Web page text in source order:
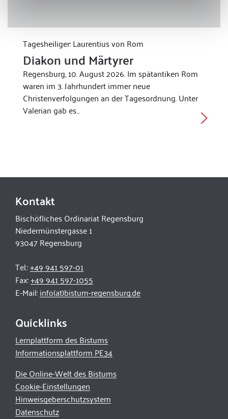
Tagesheiliger: Laurentius von Rom
Diakon und Märtyrer
Regensburg, 10. August 2026. Im spätantiken Rom
waren im 3. Jahrhundert immer neue
Christenverfolgungen an der Tagesordnung. Unter
Valerian gab es…
Kontakt
Bischöfliches Ordinariat Regensburg
Niedermünstergasse 1
93047 Regensburg
Tel.:+49 941 597-01
Fax:+49 941 597-1055
E-Mail:info(at)bistum-regensburg.de
Quicklinks
Lernplattform des Bistums
Informationsplattform PE34
Die Online-Welt des Bistums
Cookie-Einstellungen
Hinweisgeberschutzsystem
Datenschutz